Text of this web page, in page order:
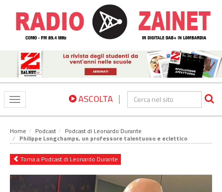
Toggle
navigation
ASCOLTA |
Home Podcast Podcast di Leonardo Durante
Philippe Longchamps, un professore talentuoso e eclettico
Torna a Podcast di Leonardo Durante